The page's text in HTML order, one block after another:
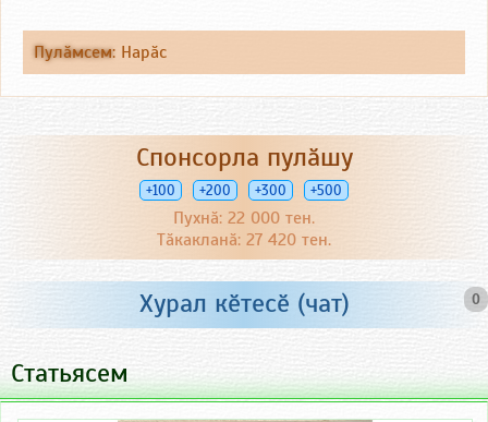
Пулӑмсем: Нарӑс
Спонсорла пулӑшу
+100 +200 +300 +500
Пухнӑ: 22 000 тен.
Тӑкакланӑ: 27 420 тен.
0
Хурал кӗтесӗ (чат)
Статьясем